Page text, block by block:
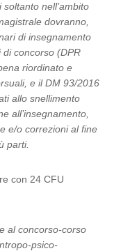
nell’ambito
dovranno,
di insegnamento
concorso (DPR
riordinato e
e il DM 93/2016
allo snellimento
all’insegnamento,
e/o correzioni al fine
parti.
con 24 CFU
al concorso-corso
psico-